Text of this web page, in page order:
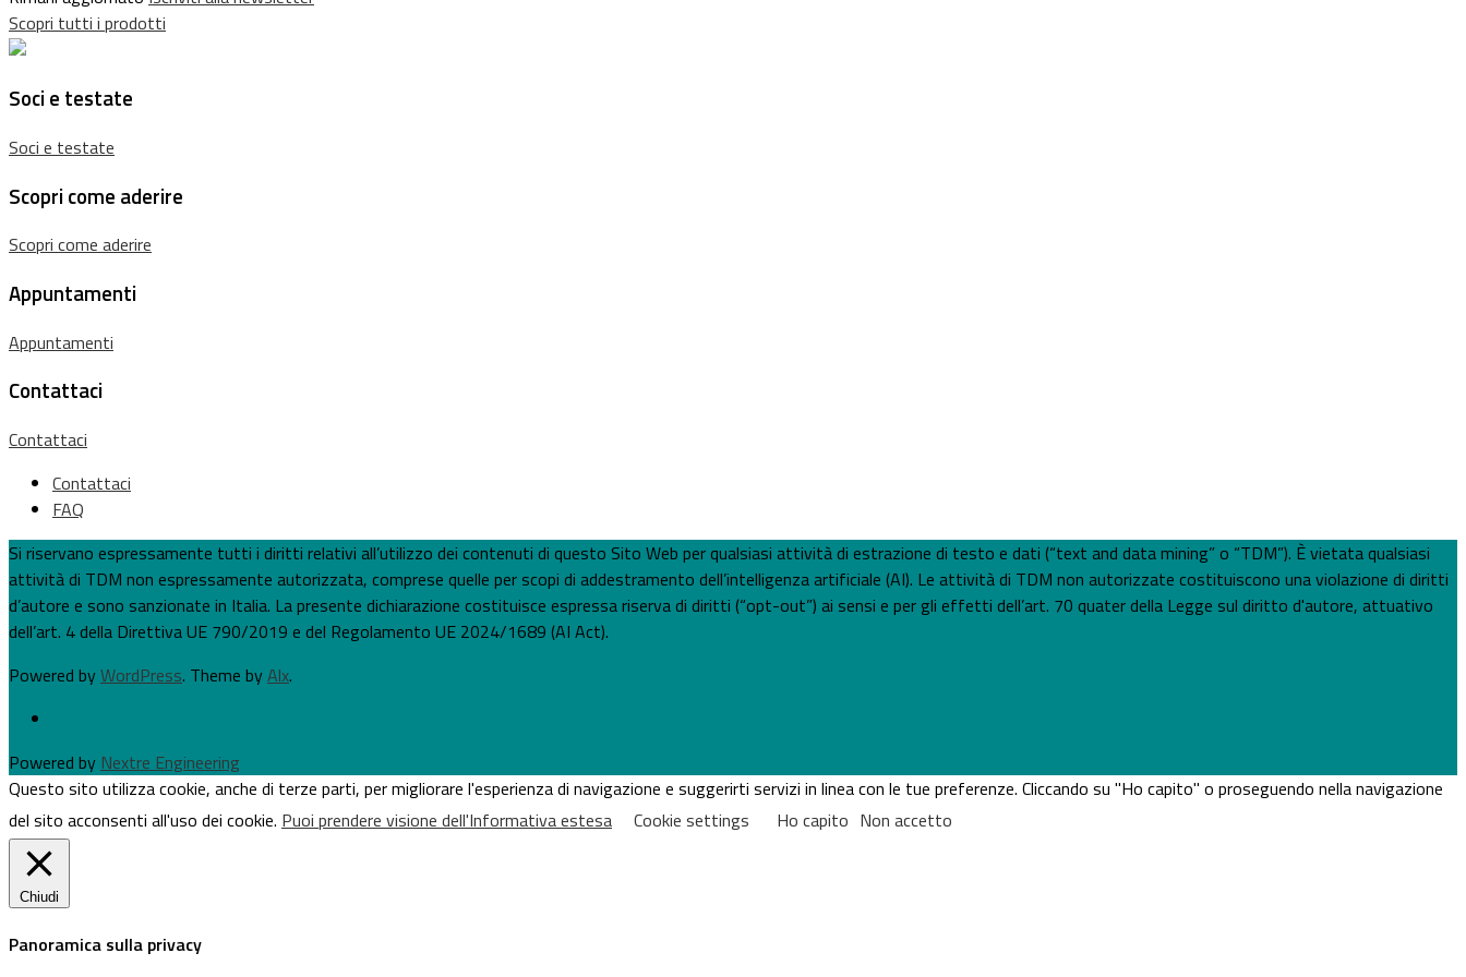
Scopri tutti i prodotti
Soci e testate
Soci e testate
Scopri come aderire
Scopri come aderire
Appuntamenti
Appuntamenti
Contattaci
Contattaci
Contattaci
FAQ
Si riservano espressamente tutti i diritti relativi all’utilizzo dei contenuti di questo Sito Web per qualsiasi attività di estrazione di testo e dati (“text and data mining” o “TDM”). È vietata qualsiasi
attività di TDM non espressamente autorizzata, comprese quelle per scopi di addestramento dell’intelligenza artificiale (AI). Le attività di TDM non autorizzate costituiscono una violazione di diritti
d’autore e sono sanzionate in Italia. La presente dichiarazione costituisce espressa riserva di diritti (“opt-out”) ai sensi e per gli effetti dell’art. 70 quater della Legge sul diritto d'autore, attuativo
dell’art. 4 della Direttiva UE 790/2019 e del Regolamento UE 2024/1689 (AI Act).
Powered byWordPress. Theme byAlx.
Powered by Nextre Engineering
Questo sito utilizza cookie, anche di terze parti, per migliorare l'esperienza di navigazione e suggerirti servizi in linea con le tue preferenze. Cliccando su "Ho capito" o proseguendo nella navigazione
del sito acconsenti all'uso dei cookie. Puoi prendere visione dell'Informativa estesa Cookie settings Ho capito Non accetto
Chiudi
Panoramica sulla privacy